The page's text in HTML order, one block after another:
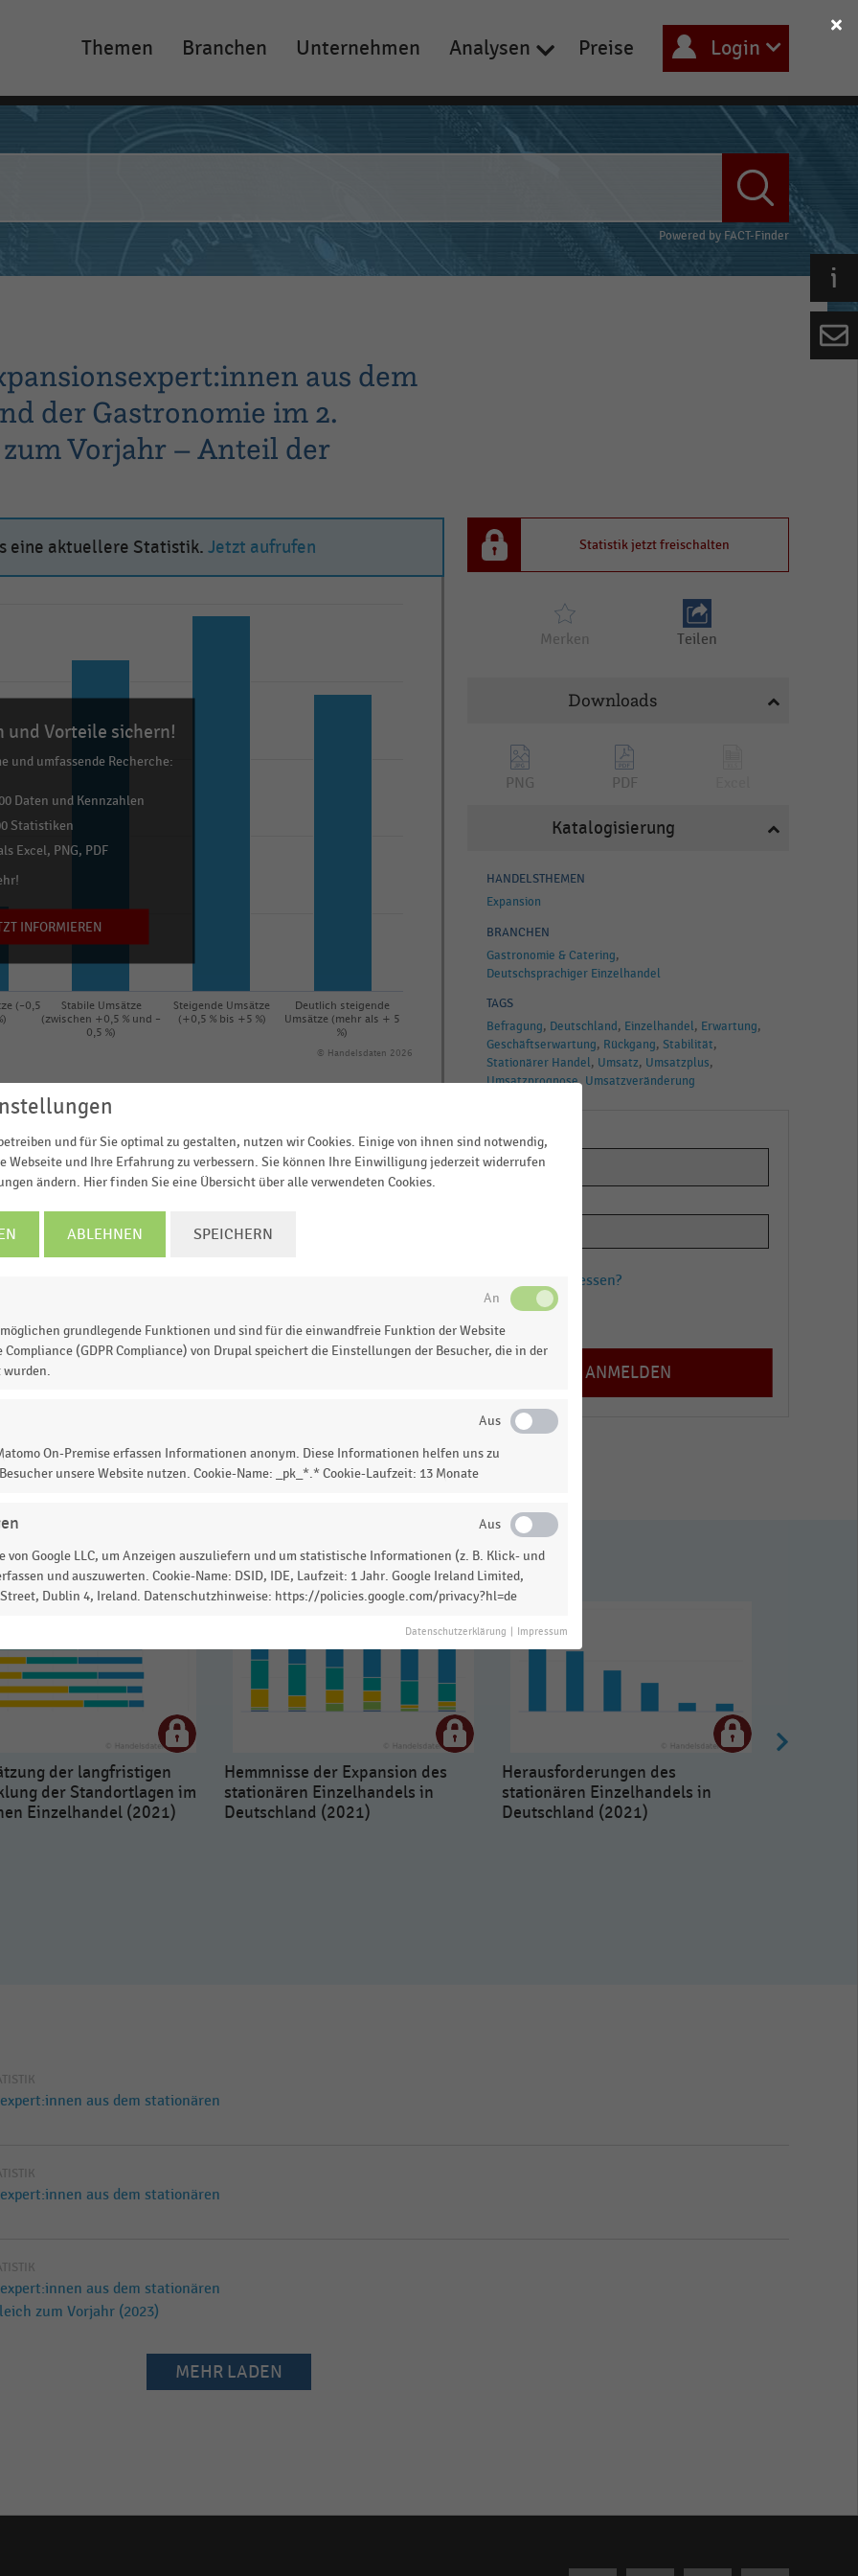
Main
navigation
Themen Branchen Unternehmen Analysen Preise Login
Powered by FACT-Finder
aus dem
der Gastronomie im 2.
Vorjahr – Anteil der
eine aktuellere Statistik. Jetzt aufrufen
(-0,5
Stabile Umsätze
(zwischen +0,5 % und -
0,5 %)
Steigende Umsätze
(+0,5 % bis +5 %)
Deutlich steigende
Umsätze (mehr als + 5
%)
© Handelsdaten 2026
und Vorteile sichern!
und umfassende Recherche:
Daten und Kennzahlen
Statistiken
Excel, PNG, PDF
INFORMIEREN
EHI im Auftrag der Hahn-Gruppe durchgeführten
2021
der Gastronomie und der filialisierten
der eigenen Vertriebslinien steigen
.
Statistik? Jetzt einloggen oderinformieren
Statistik jetzt freischalten
Merken Teilen
Downloads
PNG PDF
Katalogisierung
HANDELSTHEMEN
Expansion
BRANCHEN
Gastronomie & Catering
Deutschsprachiger Einzelhandel
TAGS
Befragung Deutschland Einzelhandel Erwartung
Geschäftserwartung Rückgang Stabilität
Stationärer Handel Umsatz Umsatzplus
Umsatzprognose Umsatzveränderung
Passwort vergessen?
Registrieren
der langfristigen
der Standortlagen im
Einzelhandel (2021)
Hemmnisse der Expansion des
stationären Einzelhandels in
Deutschland (2021)
Herausforderungen des
stationären Einzelhandels in
Deutschland (2021)
aus dem stationären
aus dem stationären
aus dem stationären
zum Vorjahr (2023)
MEHR LADEN
und für Sie optimal zu gestalten, nutzen wir Cookies. Einige von ihnen sind notwendig,
Webseite und Ihre Erfahrung zu verbessern. Sie können Ihre Einwilligung jederzeit widerrufen
ändern. Hier finden Sie eine Übersicht über alle verwendeten Cookies.
ABLEHNEN SPEICHERN
grundlegende Funktionen und sind für die einwandfreie Funktion der Website
(GDPR Compliance) von Drupal speichert die Einstellungen der Besucher, die in der
wurden.
On-Premise erfassen Informationen anonym. Diese Informationen helfen uns zu
unsere Website nutzen. Cookie-Name: _pk_*.* Cookie-Laufzeit: 13 Monate
von Google LLC, um Anzeigen auszuliefern und um statistische Informationen (z. B. Klick- und
und auszuwerten. Cookie-Name: DSID, IDE, Laufzeit: 1 Jahr. Google Ireland Limited,
Street, Dublin 4, Ireland. Datenschutzhinweise: https://policies.google.com/privacy?hl=de
Datenschutzerklärung Impressum